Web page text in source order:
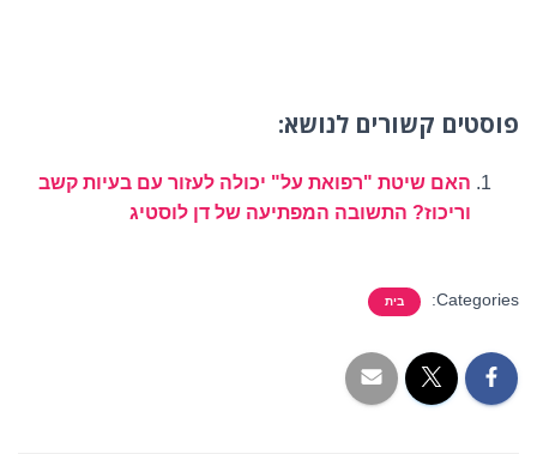
פוסטים קשורים לנושא:
האם שיטת "רפואת על" יכולה לעזור עם בעיות קשב
וריכוז? התשובה המפתיעה של דן לוסטיג
Categories: בית